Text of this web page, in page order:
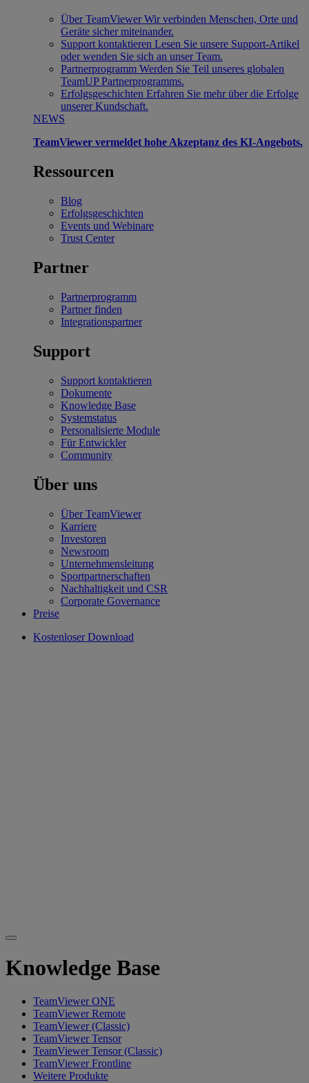
Über TeamViewer Wir verbinden Menschen, Orte und
Geräte sicher miteinander.
Support kontaktieren Lesen Sie unsere Support-Artikel
oder wenden Sie sich an unser Team.
Partnerprogramm Werden Sie Teil unseres globalen
TeamUP Partnerprogramms.
Erfolgsgeschichten Erfahren Sie mehr über die Erfolge
unserer Kundschaft.
NEWS
TeamViewer vermeldet hohe Akzeptanz des KI-Angebots.
Ressourcen
Blog
Erfolgsgeschichten
Events und Webinare
Trust Center
Partner
Partnerprogramm
Partner finden
Integrationspartner
Support
Support kontaktieren
Dokumente
Knowledge Base
Systemstatus
Personalisierte Module
Für Entwickler
Community
Über uns
Über TeamViewer
Karriere
Investoren
Newsroom
Unternehmensleitung
Sportpartnerschaften
Nachhaltigkeit und CSR
Corporate Governance
Preise
Kostenloser Download
Knowledge Base
TeamViewer ONE
TeamViewer Remote
TeamViewer (Classic)
TeamViewer Tensor
TeamViewer Tensor (Classic)
TeamViewer Frontline
Weitere Produkte